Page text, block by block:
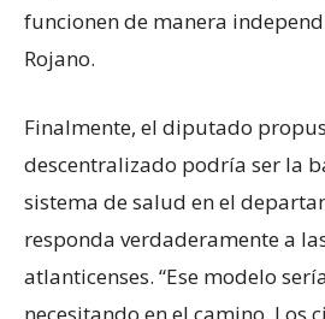
funcionen de manera
Rojano.
Finalmente, el diputado
descentralizado podría ser la
sistema de salud en el
responda verdaderamente a
atlanticenses. “Ese modelo